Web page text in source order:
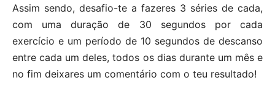
Assim sendo, desafio-te a fazeres 3 séries de cada,
com uma duração de 30 segundos por cada
exercício e um período de 10 segundos de descanso
entre cada um deles, todos os dias durante um mês e
no fim deixares um comentário com o teu resultado!